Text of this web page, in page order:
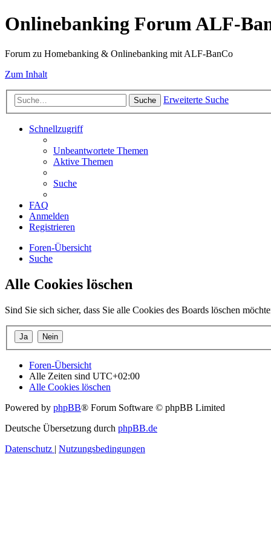
Onlinebanking Forum ALF-
Forum zu Homebanking & Onlinebanking mit ALF-BanCo
Zum Inhalt
Suche Erweiterte Suche
Schnellzugriff
Unbeantwortete Themen
Aktive Themen
Suche
FAQ
Anmelden
Registrieren
Foren-Übersicht
Suche
Alle Cookies löschen
Sind Sie sich sicher, dass Sie alle Cookies des Boards löschen
Foren-Übersicht
Alle Zeiten sind UTC+02:00
Alle Cookies löschen
Powered by phpBB® Forum Software © phpBB Limited
Deutsche Übersetzung durch phpBB.de
Datenschutz | Nutzungsbedingungen